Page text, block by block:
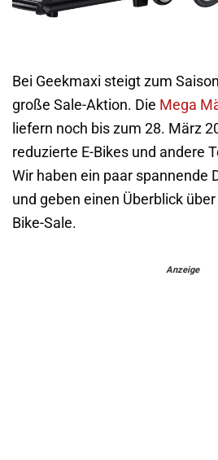
Bei Geekmaxi steigt zum
große Sale-Aktion. Die Mega
liefern noch bis zum 28. März
reduzierte E-Bikes und andere
Wir haben ein paar spannende
und geben einen Überblick
Bike-Sale.
Anzeige